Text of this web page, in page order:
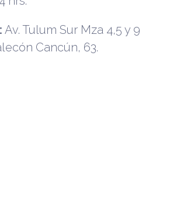
Av. Tulum Sur Mza 4,5 y 9
Cancún, 63.